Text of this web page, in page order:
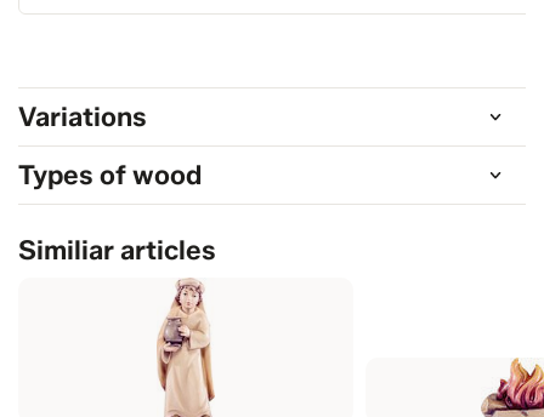
Variations
Types of wood
Similiar articles